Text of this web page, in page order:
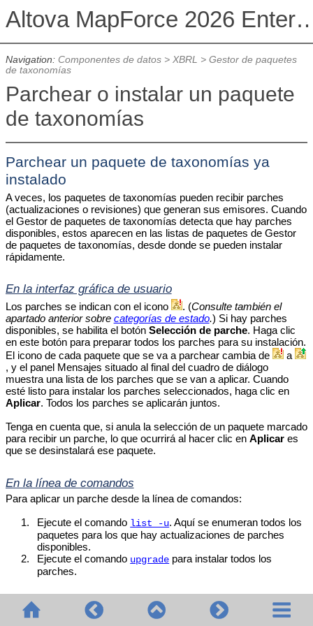
Altova MapForce 2026
Navigation: Componentes de datos> XBRL > Gestor de paquetes
de taxonomías
Parchear o instalar un paquete
de taxonomías
Parchear un paquete de taxonomías ya
instalado
A veces, los paquetes de taxonomías pueden recibir parches
(actualizaciones o revisiones) que generan sus emisores. Cuando
el Gestor de paquetes de taxonomías detecta que hay parches
disponibles, estos aparecen en las listas de paquetes de Gestor
de paquetes de taxonomías, desde donde se pueden instalar
rápidamente.
En la interfaz gráfica de usuario
Los parches se indican con el icono . (Consulte también el
apartado anterior sobre categorías de estado.) Si hay parches
disponibles, se habilita el botón Selección de parche. Haga clic
en este botón para preparar todos los parches para su instalación.
El icono de cada paquete que se va a parchear cambia de
a
, y el panel Mensajes situado al final del cuadro de diálogo
muestra una lista de los parches que se van a aplicar. Cuando
esté listo para instalar los parches seleccionados, haga clic en
Aplicar. Todos los parches se aplicarán juntos.
Tenga en cuenta que, si anula la selección de un paquete marcado
para recibir un parche, lo que ocurrirá al hacer clic en Aplicares
que se desinstalará ese paquete.
En la línea de comandos
Para aplicar un parche desde la línea de comandos:
1.
Ejecute el comando list -u. Aquí se enumeran todos los
paquetes para los que hay actualizaciones de parches
disponibles.
2.
Ejecute el comando upgrade para instalar todos los
parches.